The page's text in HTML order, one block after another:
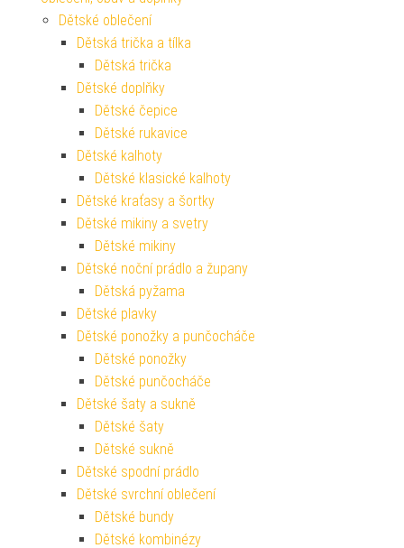
Dětské oblečení
Dětská trička a tílka
Dětská trička
Dětské doplňky
Dětské čepice
Dětské rukavice
Dětské kalhoty
Dětské klasické kalhoty
Dětské kraťasy a šortky
Dětské mikiny a svetry
Dětské mikiny
Dětské noční prádlo a župany
Dětská pyžama
Dětské plavky
Dětské ponožky a punčocháče
Dětské ponožky
Dětské punčocháče
Dětské šaty a sukně
Dětské šaty
Dětské sukně
Dětské spodní prádlo
Dětské svrchní oblečení
Dětské bundy
Dětské kombinézy